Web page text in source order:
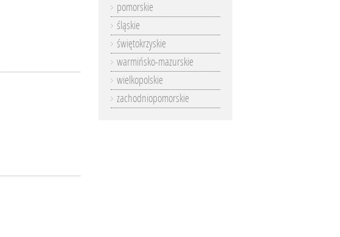
pomorskie
śląskie
świętokrzyskie
warmińsko-mazurskie
wielkopolskie
zachodniopomorskie